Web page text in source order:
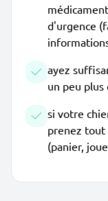
d'urgence
ayez
un peu plus
si votre
prenez tout
(panier,